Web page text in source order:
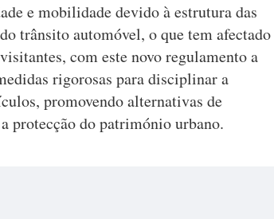
e mobilidade devido à estrutura das
trânsito automóvel, o que tem afectado
com este novo regulamento a
rigorosas para disciplinar a
promovendo alternativas de
protecção do património urbano.